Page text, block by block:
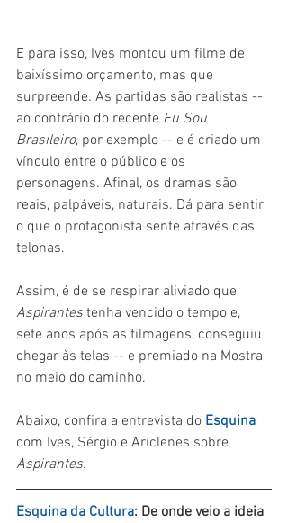
E para isso, Ives montou um filme de
baixíssimo orçamento, mas que
surpreende. As partidas são realistas --
ao contrário do recente Eu Sou
Brasileiro, por exemplo -- e é criado um
vínculo entre o público e os
personagens. Afinal, os dramas são
reais, palpáveis, naturais. Dá para sentir
o que o protagonista sente através das
telonas.
Assim, é de se respirar aliviado que
Aspirantes tenha vencido o tempo e,
sete anos após as filmagens, conseguiu
chegar às telas -- e premiado na Mostra
no meio do caminho.
Abaixo, confira a entrevista do Esquina
com Ives, Sérgio e Ariclenes sobre
Aspirantes.
Esquina da Cultura: De onde veio a ideia